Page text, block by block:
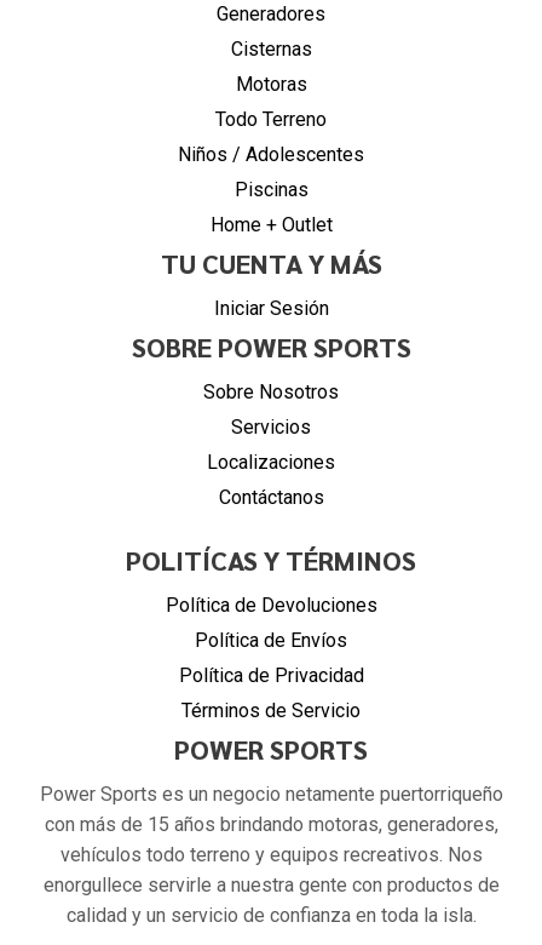
Generadores
Cisternas
Motoras
Todo Terreno
Niños / Adolescentes
Piscinas
Home + Outlet
TU CUENTA Y MÁS
Iniciar Sesión
SOBRE POWER SPORTS
Sobre Nosotros
Servicios
Localizaciones
Contáctanos
POLITÍCAS Y TÉRMINOS
Política de Devoluciones
Política de Envíos
Política de Privacidad
Términos de Servicio
POWER SPORTS
Power Sports es un negocio netamente puertorriqueño
con más de 15 años brindando motoras, generadores,
vehículos todo terreno y equipos recreativos. Nos
enorgullece servirle a nuestra gente con productos de
calidad y un servicio de confianza en toda la isla.